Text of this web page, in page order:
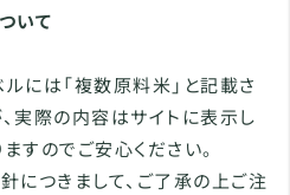
いて
には「複数原料米」と記載さ
実際の内容はサイトに表示し
すのでご安心ください。
につきまして、ご了承の上ご注